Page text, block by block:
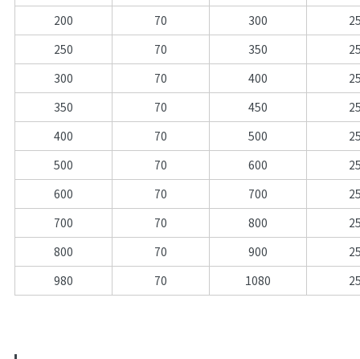
200
70 300
250
70 350
300
70 400
350
70 450
400
70 500
500
70 600
600
70 700
700
70 800
800
70 900
980
70 1080